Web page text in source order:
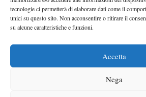
tecnologie ci permetterà di elaborare dati come il
unici su questo sito. Non acconsentire o ritirare il
su alcune caratteristiche e funzioni.
Accetta
Nega
Tel. 0564 077031 - 328